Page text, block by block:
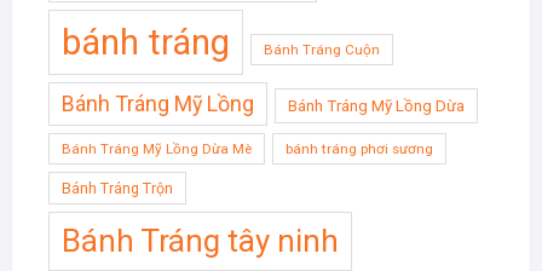
bánh tráng Bánh Tráng Cuộn
Bánh Tráng Mỹ Lồng Bánh Tráng Mỹ Lồng Dừa
Bánh Tráng Mỹ Lồng Dừa Mè bánh tráng phơi sương
Bánh Tráng Trộn
Bánh Tráng tây ninh